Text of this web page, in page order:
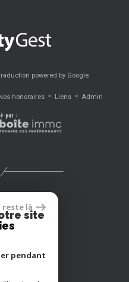
powered by Google
Nos honoraires- Liens- Admin
vacances
reste là
site
pendant